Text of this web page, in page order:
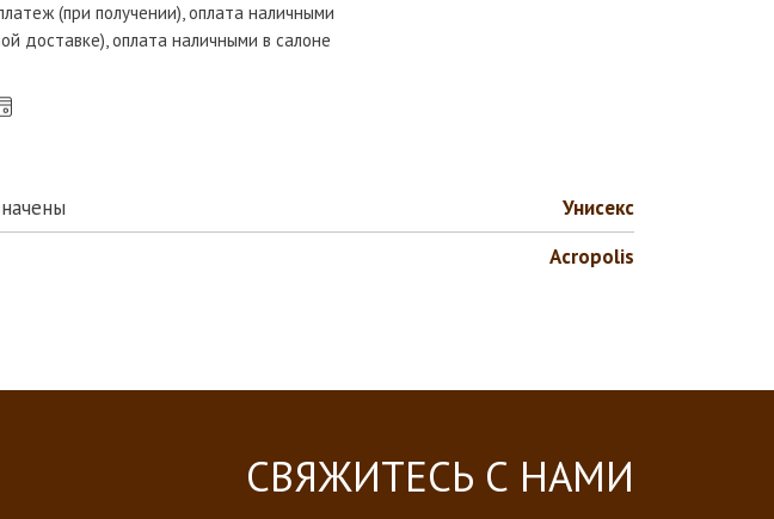
(при получении), оплата наличными
доставке), оплата наличными в салоне
Унисекс
Аcropolis
СВЯЖИТЕСЬ С НАМИ